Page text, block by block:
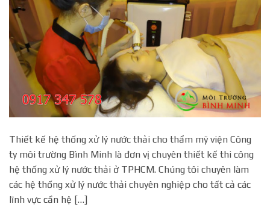
Thiết kế hệ thống xử lý nước thải cho thẩm mỹ viện Công
ty môi trường Bình Minh là đơn vị chuyên thiết kế thi công
hệ thống xử lý nước thải ở TPHCM. Chúng tôi chuyên làm
các hệ thống xử lý nước thải chuyên nghiệp cho tất cả các
lĩnh vực cần hệ […]